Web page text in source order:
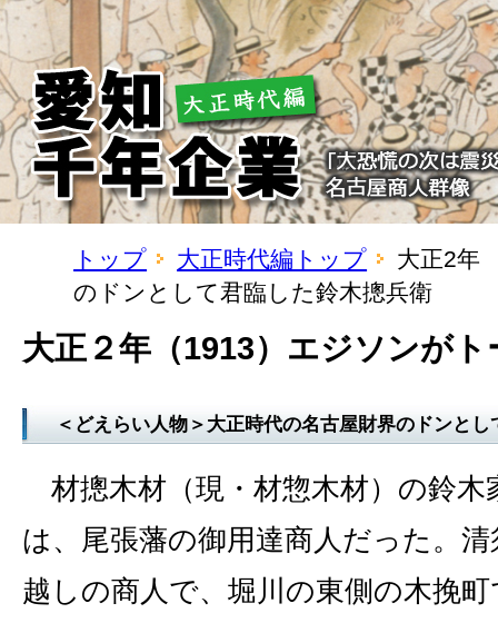
トップ 大正時代編トップ
大正2年
のドンとして君臨した鈴木摠兵衛
大正２年（1913）エジソンが
＜どえらい人物＞大正時代の名古屋財界のドンと
材摠木材（現・材惣木材）の鈴木
は、尾張藩の御用達商人だった。清
越しの商人で、堀川の東側の木挽町